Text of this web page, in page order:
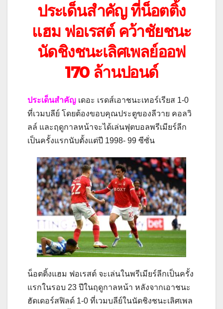
ประเด็นสำคัญ ที่น็อตติ้ง
แฮม ฟอเรสต์ คว้าชัยชนะ
นัดชิงชนะเลิศเพลย์ออฟ
170 ล้านปอนด์
ประเด็นสำคัญ เดอะ เรดส์เอาชนะเทอร์เรียส 1-0
ที่เวมบลีย์ โดยต้องขอบคุณประตูของลีวาย คอลวิ
ลล์ และฤดูกาลหน้าจะได้เล่นฟุตบอลพรีเมียร์ลีก
เป็นครั้งแรกนับตั้งแต่ปี 1998- 99 ซีซั่น
น็อตติ้งแฮม ฟอเรสต์ จะเล่นในพรีเมียร์ลีกเป็นครั้ง
แรกในรอบ 23 ปีในฤดูกาลหน้า หลังจากเอาชนะ
ฮัดเดอร์สฟิลด์ 1-0 ที่เวมบลีย์ในนัดชิงชนะเลิศเพล